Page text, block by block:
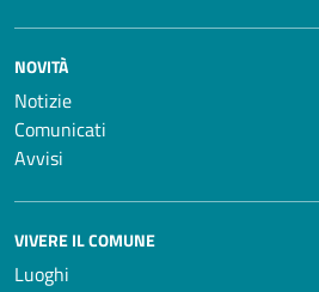
NOVITÀ
Notizie
Comunicati
Avvisi
VIVERE IL COMUNE
Luoghi